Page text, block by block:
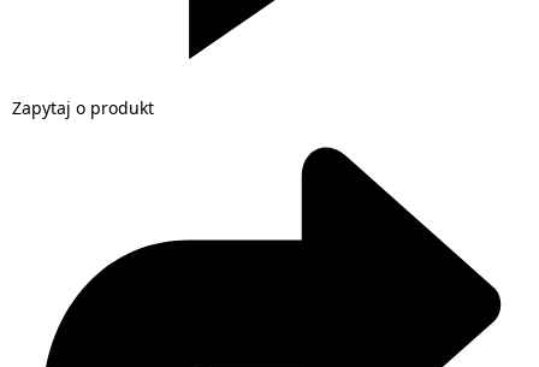
Zapytaj o produkt